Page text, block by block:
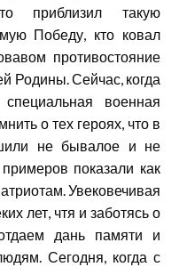
приблизил такую
Победу, кто ковал
противостояние
Родины. Сейчас, когда
военная
о тех героях, что в
не бывалое и не
показали как
Увековечивая
лет, чтя и заботясь о
дань памяти и
Сегодня, когда с